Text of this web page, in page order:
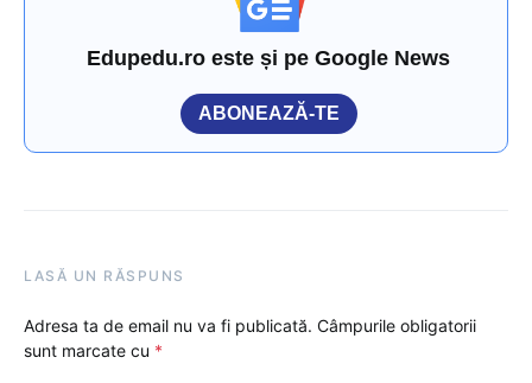
Edupedu.ro este și pe Google News
ABONEAZĂ-TE
LASĂ UN RĂSPUNS
Adresa ta de email nu va fi publicată. Câmpurile obligatorii
sunt marcate cu *